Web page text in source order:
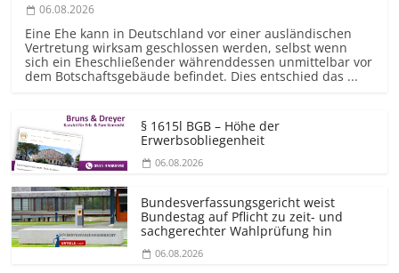
06.08.2026
Eine Ehe kann in Deutschland vor einer ausländischen
Vertretung wirksam geschlossen werden, selbst wenn
sich ein Eheschließender währenddessen unmittelbar vor
dem Botschaftsgebäude befindet. Dies entschied das ...
§ 1615l BGB – Höhe der
Erwerbsobliegenheit
06.08.2026
Bundesver­fassungsgericht weist
Bundestag auf Pflicht zu zeit- und
sachgerechter Wahlprüfung hin
06.08.2026